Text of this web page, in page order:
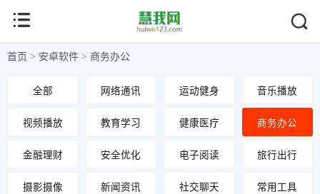
首页 > 安卓软件 > 商务办公
全部 网络通讯 运动健身 音乐播放
视频播放 教育学习 健康医疗 商务办公
金融理财 安全优化 电子阅读 旅行出行
摄影摄像 新闻资讯 社交聊天 常用工具